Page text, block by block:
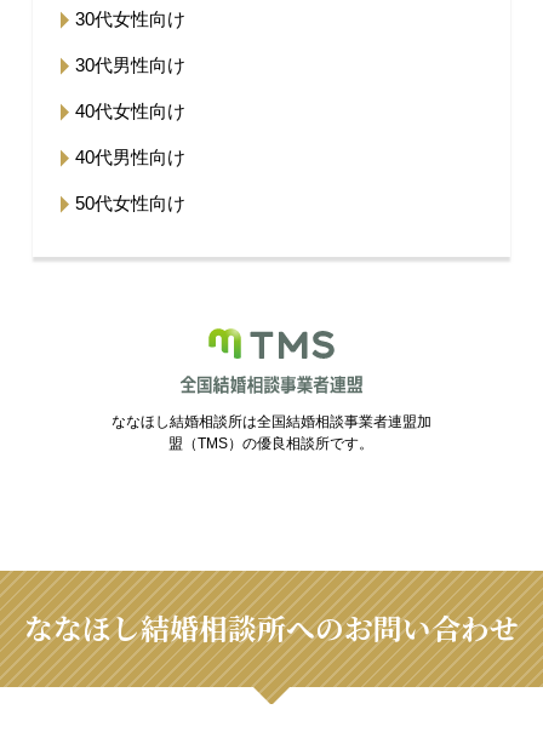
30代女性向け
30代男性向け
40代女性向け
40代男性向け
50代女性向け
ななほし結婚相談所は全国結婚相談事業者連盟加
盟（TMS）の優良相談所です。
ななほし結婚相談所へのお問い合わせ